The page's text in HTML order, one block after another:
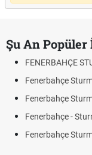
Şu An
FENERBAHÇE
Fenerbahçe
Fenerbahçe
Fenerbahçe -
Fenerbahçe